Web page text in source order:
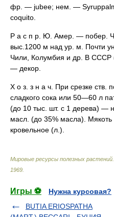
фр. — jubee; нем. —
coquito.
P а с п р. Ю. Амер. — побер.
выс.1200 м над ур. м. Почти
Чили, Колумбия и др. В
— декор.
Х о з. з н а ч. При срезке ств.
сладкого сока или 50—60 л
(до 10 тыс. шт. с 1 дерева) —
масл. (до 35% масла).
кровельное (л.).
Мировые ресурсы полезных
1969
Игры ⚽
Нужна курсовая?
BUTIA ERIOSPATHA